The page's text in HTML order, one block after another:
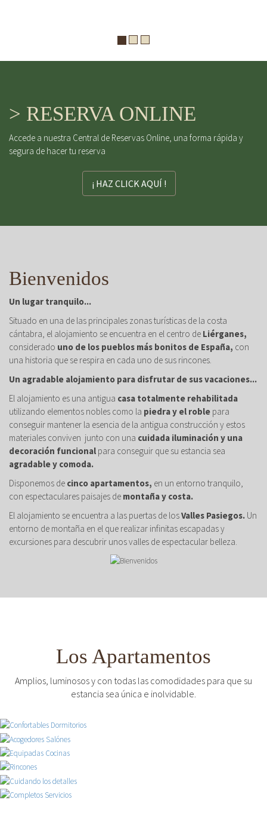
> RESERVA ONLINE
Accede a nuestra Central de Reservas Online, una forma rápida y
segura de hacer tu reserva
¡ HAZ CLICK AQUÍ !
Bienvenidos
Un lugar tranquilo...
Situado en una de las principales zonas turísticas de la costa
cántabra, el alojamiento se encuentra en el centro de Liérganes,
considerado uno de los pueblos más bonitos de España, con
una historia que se respira en cada uno de sus rincones.
Un agradable alojamiento para disfrutar de sus vacaciones...
El alojamiento es una antigua casa totalmente rehabilitada
utilizando elementos nobles como la piedra y el roble para
conseguir mantener la esencia de la antigua construcción y estos
materiales conviven junto con una cuidada iluminación y una
decoración funcional para conseguir que su estancia sea
agradable y comoda.
Disponemos de cinco apartamentos, en un entorno tranquilo,
con espectaculares paisajes de montaña y costa.
El alojamiento se encuentra a las puertas de losValles Pasiegos. Un
entorno de montaña en el que realizar infinitas escapadas y
excursiones para descubrir unos valles de espectacular belleza.
Los Apartamentos
Amplios, luminosos y con todas las comodidades para que su
estancia sea única e inolvidable.